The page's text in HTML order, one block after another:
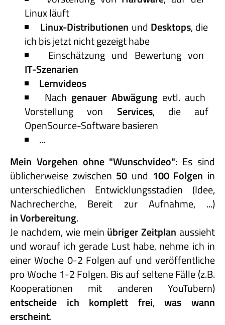
Linux läuft
Linux-Distributionen und Desktops, die
ich bis jetzt nicht gezeigt habe
Einschätzung und Bewertung von
IT-Szenarien
Lernvideos
Nach genauer Abwägungevtl. auch
Vorstellung von Services, die auf
OpenSource-Software basieren
...
Mein Vorgehen ohne "Wunschvideo": Es sind
üblicherweise zwischen 50 und 100 Folgen in
unterschiedlichen Entwicklungsstadien (Idee,
Nachrecherche, Bereit zur Aufnahme, ...)
in Vorbereitung.
Je nachdem, wie mein übriger Zeitplan aussieht
und worauf ich gerade Lust habe, nehme ich in
einer Woche 0-2 Folgen auf und veröffentliche
pro Woche 1-2 Folgen. Bis auf seltene Fälle (z.B.
Kooperationen mit anderen YouTubern)
entscheide
ich komplett frei,was
wann
erscheint.